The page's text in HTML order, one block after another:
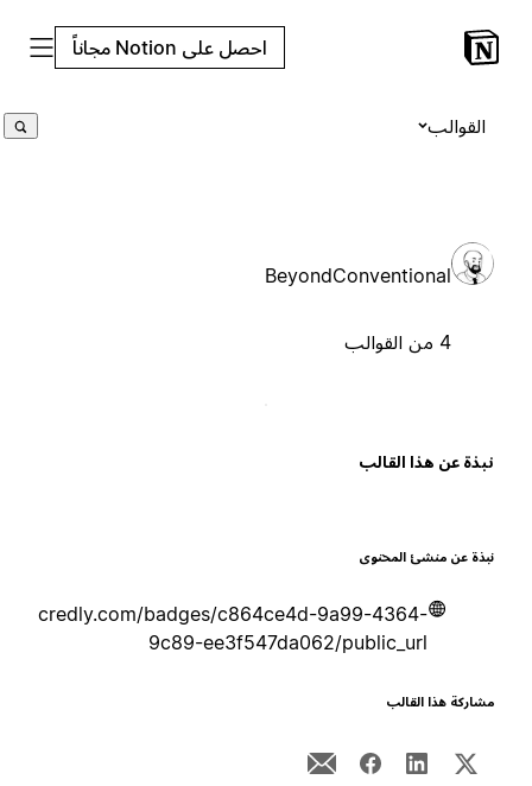
احصل على Notion مجاناً
القوالب
BeyondConventional
عن هذا القالب
عن منشئ المحتوى
credly.com/badges/c864ce4d-9a99-4364-
9c89-ee3f547da062/public_url
هذا القالب